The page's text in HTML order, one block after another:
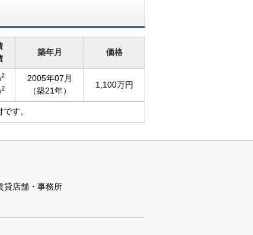
築年月 価格
2
2
2005年07月
（築21年）
1,100万円
す。
貸店舗・事務所